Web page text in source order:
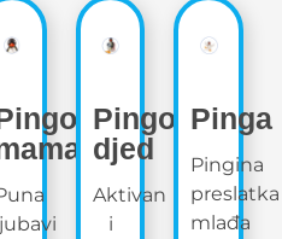
ljubavi
Pingov
djed
Aktivan
i
Pinga
Pingina
preslatka
mlađa